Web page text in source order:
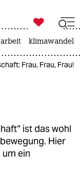

taz zahl ich
arbeit klimawandel
Frau, Frau, Frau!
ist das wohl
Hier
ein